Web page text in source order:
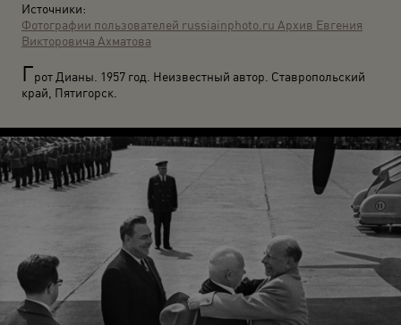
Источники:
Фотографии пользователей russiainphoto.ru Архив Евгения
Викторовича Ахматова
Грот Дианы. 1957 год. Неизвестный автор. Ставропольский
край, Пятигорск.